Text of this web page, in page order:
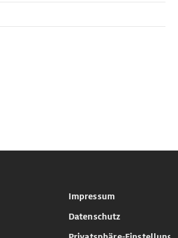
Impressum
Datenschutz